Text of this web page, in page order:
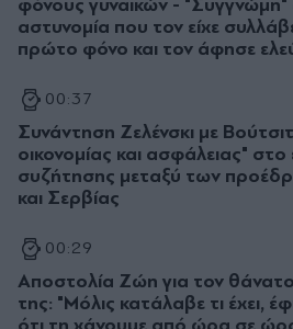
φόνους γυναικών - "Συγγνώμη"
αστυνομία που τον είχε
πρώτο φόνο και τον άφησε
00:37
Συνάντηση Ζελένσκι με
οικονομίας και ασφάλειας" στο
συζήτησης μεταξύ των
και Σερβίας
00:29
Αποστολία Ζώη για τον
της: "Μόλις κατάλαβε τι έχει,